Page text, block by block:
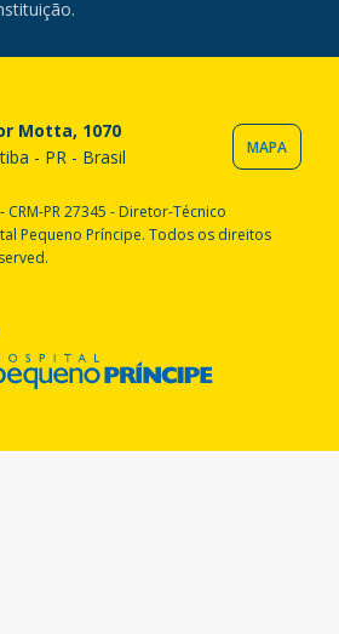
Motta, 1070
- PR - Brasil
MAPA
CRM-PR 27345 - Diretor-Técnico
Pequeno Príncipe. Todos os direitos